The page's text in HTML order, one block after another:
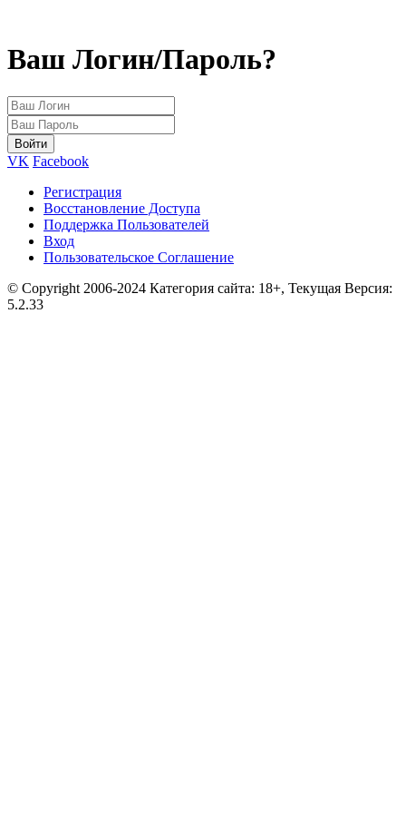
Ваш Логин/Пароль?
VK Facebook
Регистрация
Восстановление Доступа
Поддержка Пользователей
Вход
Пользовательское Соглашение
© Copyright 2006-2024 Категория сайта: 18+, Текущая Версия:
5.2.33